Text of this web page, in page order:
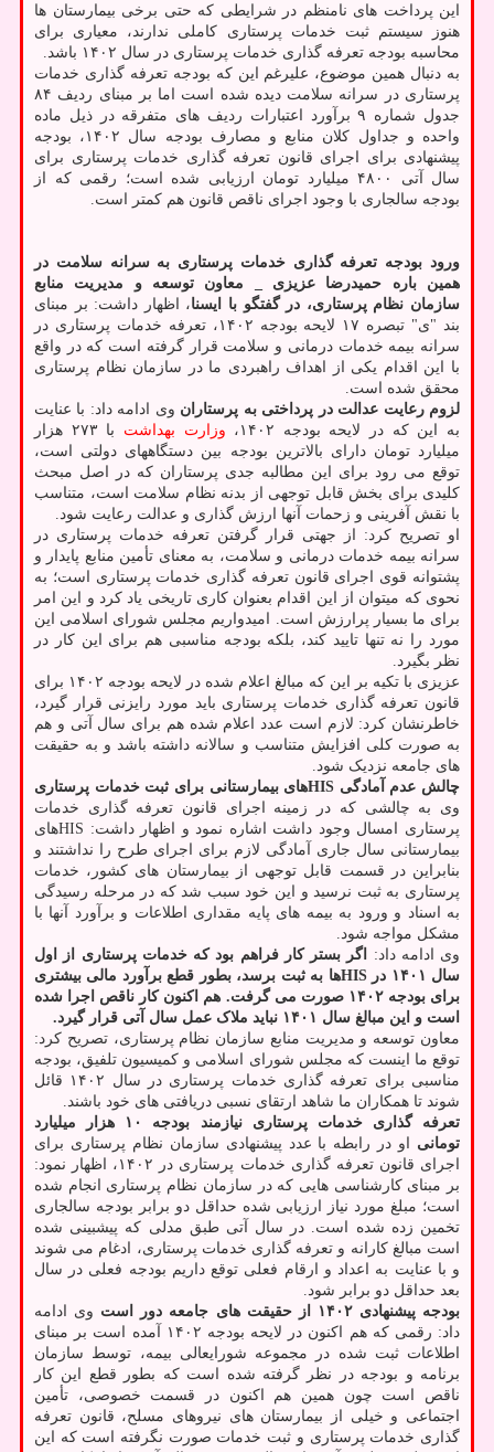
این پرداخت های نامنظم در شرایطی که حتی برخی بیمارستان ها
هنوز سیستم ثبت خدمات پرستاری کاملی ندارند، معیاری برای
محاسبه بودجه تعرفه گذاری خدمات پرستاری در سال ۱۴۰۲ باشد.
به دنبال همین موضوع، علیرغم این که بودجه تعرفه گذاری خدمات
پرستاری در سرانه سلامت دیده شده است اما بر مبنای ردیف ۸۴
جدول شماره ۹ برآورد اعتبارات ردیف های متفرقه در ذیل ماده
واحده و جداول کلان منابع و مصارف بودجه سال ۱۴۰۲، بودجه
پیشنهادی برای اجرای قانون تعرفه گذاری خدمات پرستاری برای
سال آتی ۴۸۰۰ میلیارد تومان ارزیابی شده است؛ رقمی که از
بودجه سالجاری با وجود اجرای ناقص قانون هم کمتر است.
ورود بودجه تعرفه گذاری خدمات پرستاری به سرانه سلامت در
همین باره حمیدرضا عزیزی _ معاون توسعه و مدیریت منابع
سازمان نظام پرستاری، در گفتگو با ایسنا، اظهار داشت: بر مبنای
بند "ی" تبصره ۱۷ لایحه بودجه ۱۴۰۲، تعرفه خدمات پرستاری در
سرانه بیمه خدمات درمانی و سلامت قرار گرفته است که در واقع
با این اقدام یکی از اهداف راهبردی ما در سازمان نظام پرستاری
محقق شده است.
لزوم رعایت عدالت در پرداختی به پرستاران وی ادامه داد: با عنایت
به این که در لایحه بودجه ۱۴۰۲،
وزارت بهداشت
با ۲۷۳ هزار
میلیارد تومان دارای بالاترین بودجه بین دستگاههای دولتی است،
توقع می رود برای این مطالبه جدی پرستاران که در اصل مبحث
کلیدی برای بخش قابل توجهی از بدنه نظام سلامت است، متناسب
با نقش آفرینی و زحمات آنها ارزش گذاری و عدالت رعایت شود.
او تصریح کرد: از جهتی قرار گرفتن تعرفه خدمات پرستاری در
سرانه بیمه خدمات درمانی و سلامت، به معنای تأمین منابع پایدار و
پشتوانه قوی اجرای قانون تعرفه گذاری خدمات پرستاری است؛ به
نحوی که میتوان از این اقدام بعنوان کاری تاریخی یاد کرد و این امر
برای ما بسیار پرارزش است. امیدواریم مجلس شورای اسلامی این
مورد را نه تنها تایید کند، بلکه بودجه مناسبی هم برای این کار در
نظر بگیرد.
عزیزی با تکیه بر این که مبالغ اعلام شده در لایحه بودجه ۱۴۰۲ برای
قانون تعرفه گذاری خدمات پرستاری باید مورد رایزنی قرار گیرد،
خاطرنشان کرد: لازم است عدد اعلام شده هم برای سال آتی و هم
به صورت کلی افزایش متناسب و سالانه داشته باشد و به حقیقت
های جامعه نزدیک شود.
چالش عدم آمادگی HISهای بیمارستانی برای ثبت خدمات پرستاری
وی به چالشی که در زمینه اجرای قانون تعرفه گذاری خدمات
پرستاری امسال وجود داشت اشاره نمود و اظهار داشت: HISهای
بیمارستانی سال جاری آمادگی لازم برای اجرای طرح را نداشتند و
بنابراین در قسمت قابل توجهی از بیمارستان های کشور، خدمات
پرستاری به ثبت نرسید و این خود سبب شد که در مرحله رسیدگی
به اسناد و ورود به بیمه های پایه مقداری اطلاعات و برآورد آنها با
مشکل مواجه شود.
وی ادامه داد:
اگر بستر کار فراهم بود که خدمات پرستاری از اول
سال ۱۴۰۱ در HISها به ثبت برسد، بطور قطع برآورد مالی بیشتری
برای بودجه ۱۴۰۲ صورت می گرفت. هم اکنون کار ناقص اجرا شده
است و این مبالغ سال ۱۴۰۱ نباید ملاک عمل سال آتی قرار گیرد.
معاون توسعه و مدیریت منابع سازمان نظام پرستاری، تصریح کرد:
توقع ما اینست که مجلس شورای اسلامی و کمیسیون تلفیق، بودجه
مناسبی برای تعرفه گذاری خدمات پرستاری در سال ۱۴۰۲ قائل
شوند تا همکاران ما شاهد ارتقای نسبی دریافتی های خود باشند.
تعرفه گذاری خدمات پرستاری نیازمند بودجه ۱۰ هزار میلیارد
تومانی او در رابطه با عدد پیشنهادی سازمان نظام پرستاری برای
اجرای قانون تعرفه گذاری خدمات پرستاری در ۱۴۰۲، اظهار نمود:
بر مبنای کارشناسی هایی که در سازمان نظام پرستاری انجام شده
است؛ مبلغ مورد نیاز ارزیابی شده حداقل دو برابر بودجه سالجاری
تخمین زده شده است. در سال آتی طبق مدلی که پیشبینی شده
است مبالغ کارانه و تعرفه گذاری خدمات پرستاری، ادغام می شوند
و با عنایت به اعداد و ارقام فعلی توقع داریم بودجه فعلی در سال
بعد حداقل دو برابر شود.
بودجه پیشنهادی ۱۴۰۲ از حقیقت های جامعه دور است
وی ادامه
داد: رقمی که هم اکنون در لایحه بودجه ۱۴۰۲ آمده است بر مبنای
اطلاعات ثبت شده در مجموعه شورایعالی بیمه، توسط سازمان
برنامه و بودجه در نظر گرفته شده است که بطور قطع این کار
ناقص است چون همین هم اکنون در قسمت خصوصی، تأمین
اجتماعی و خیلی از بیمارستان های نیروهای مسلح، قانون تعرفه
گذاری خدمات پرستاری و ثبت خدمات صورت نگرفته است که این